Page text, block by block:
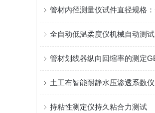
全自动低温柔度仪机械自动测试
持粘性测定仪持久粘合力测试